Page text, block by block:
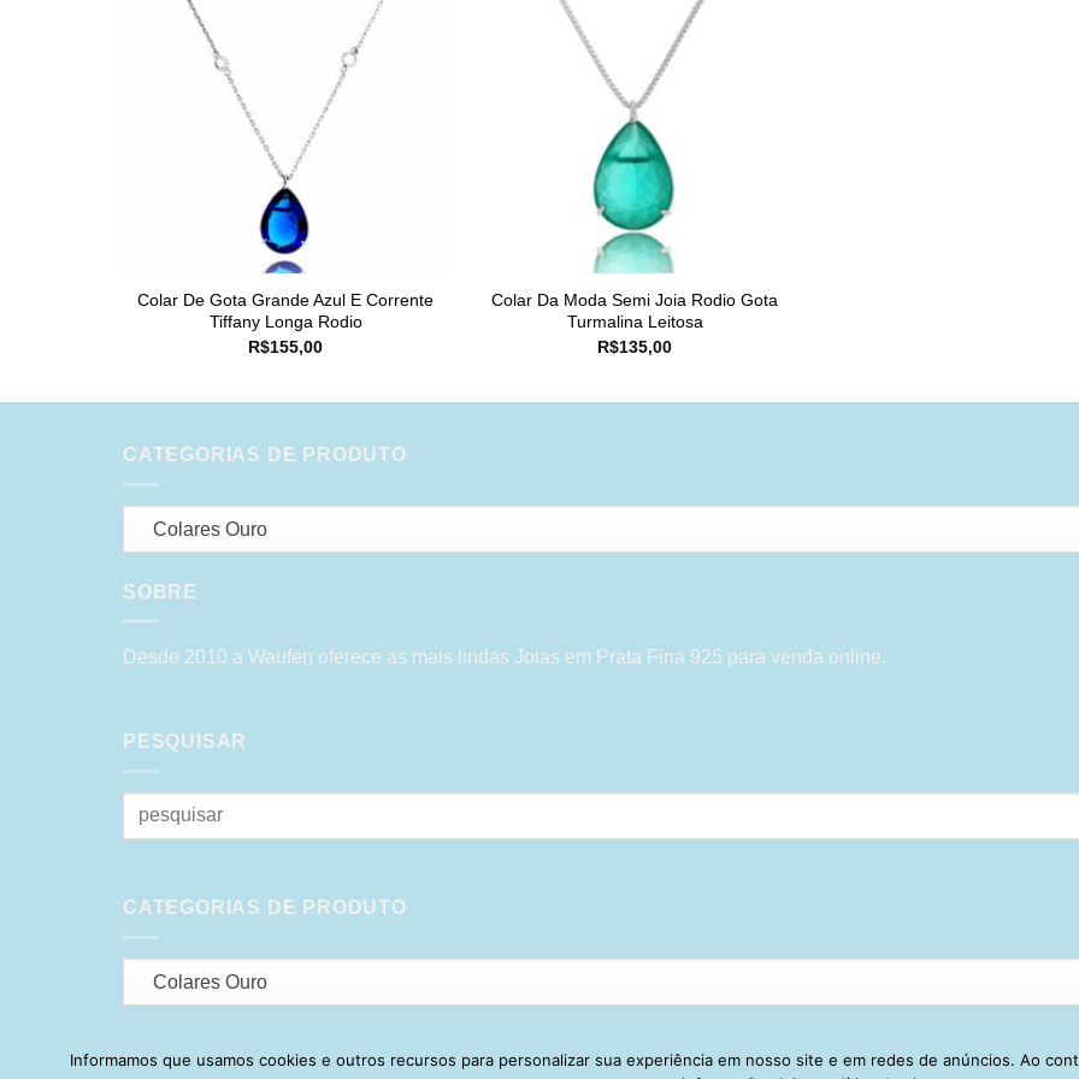
Colar De Gota Grande Azul E Corrente
Tiffany Longa Rodio
R$155,00
Colar Da Moda Semi Joia Rodio Gota
Turmalina Leitosa
R$135,00
CATEGORIAS DE PRODUTO
Colares Ouro
SOBRE
Desde 2010 a Waufen oferece as mais lindas Joias em Prata Fina 925 para venda online.
PESQUISAR
Pesquisar
CATEGORIAS DE PRODUTO
Colares Ouro
Visa PayPal Stripe MasterCardCash
Informamos que usamos cookies e outros recursos para personalizar sua experiência em nosso site e em redes de anúncios. Ao